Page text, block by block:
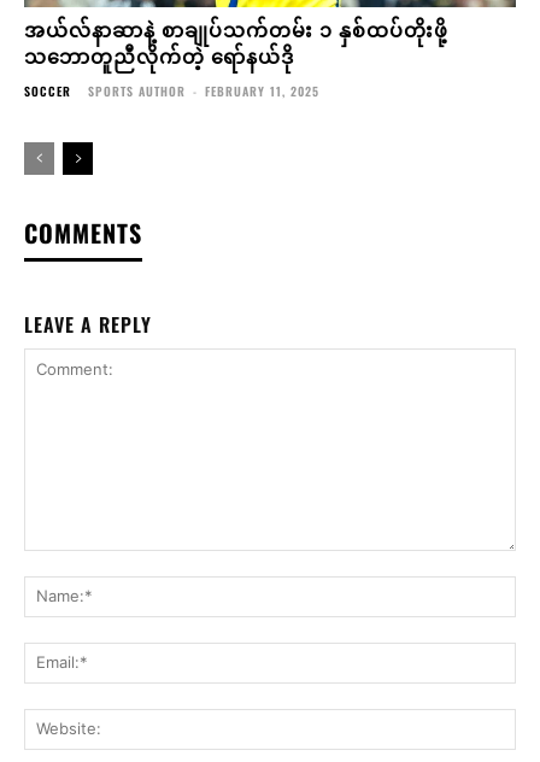
အယ်လ်နာဆာနဲ့ စာချုပ်သက်တမ်း ၁ နှစ်ထပ်တိုးဖို့
သဘောတူညီလိုက်တဲ့ ရော်နယ်ဒို
SOCCER SPORTS AUTHOR - FEBRUARY 11, 2025
COMMENTS
LEAVE A REPLY